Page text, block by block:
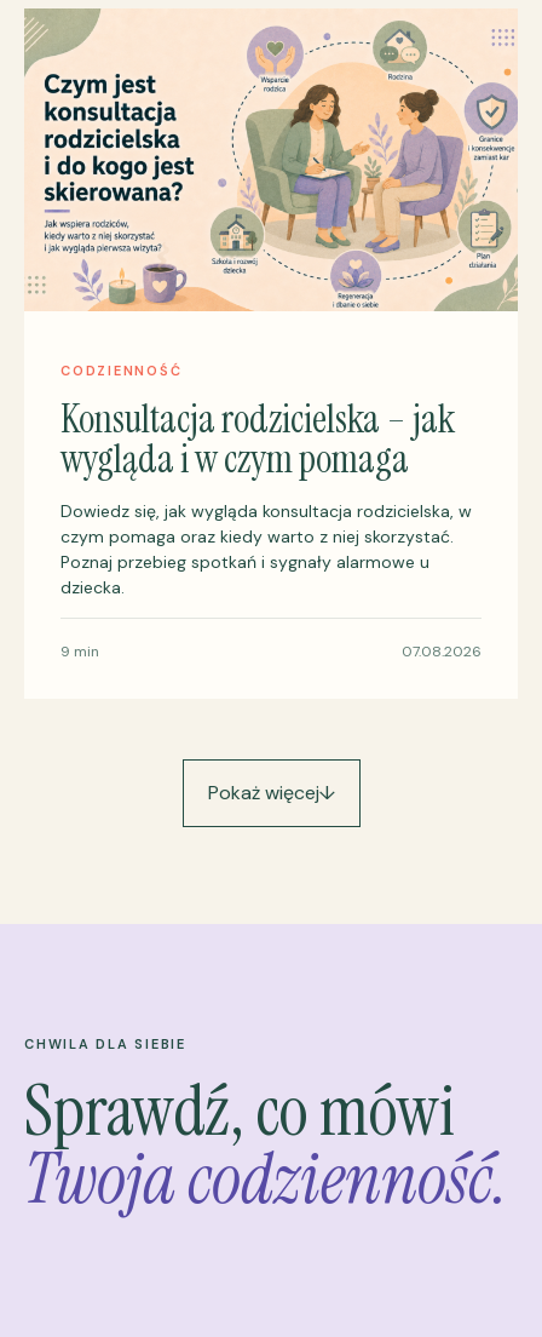
CODZIENNOŚĆ
Konsultacja rodzicielska – jak
wygląda i w czym pomaga
Dowiedz się, jak wygląda konsultacja rodzicielska, w
czym pomaga oraz kiedy warto z niej skorzystać.
Poznaj przebieg spotkań i sygnały alarmowe u
dziecka.
9 min 07.08.2026
Pokaż więcej↓
CHWILA DLA SIEBIE
Sprawdź, co mówi
Twoja codzienność.